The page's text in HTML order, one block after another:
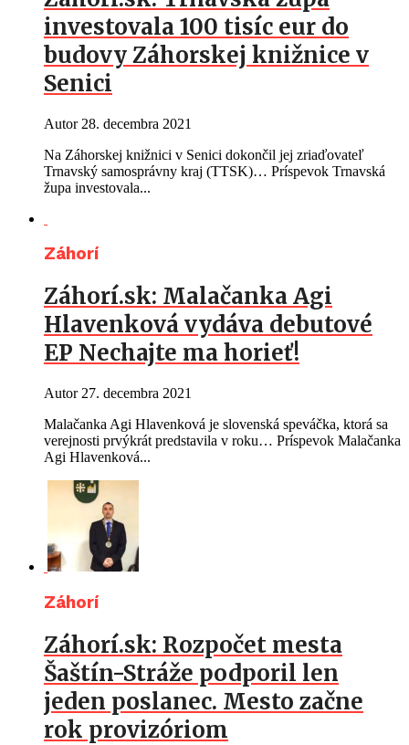
investovala 100 tisíc eur do
budovy Záhorskej knižnice v
Senici
Autor 28. decembra 2021
Na Záhorskej knižnici v Senici dokončil jej zriaďovateľ
Trnavský samosprávny kraj (TTSK)… Príspevok Trnavská
župa investovala...
Záhorí
Záhorí.sk: Malačanka Agi
Hlavenková vydáva debutové
EP Nechajte ma horieť!
Autor 27. decembra 2021
Malačanka Agi Hlavenková je slovenská speváčka, ktorá sa
verejnosti prvýkrát predstavila v roku… Príspevok Malačanka
Agi Hlavenková...
Záhorí
Záhorí.sk: Rozpočet mesta
Šaštín-Stráže podporil len
jeden poslanec. Mesto začne
rok provizóriom